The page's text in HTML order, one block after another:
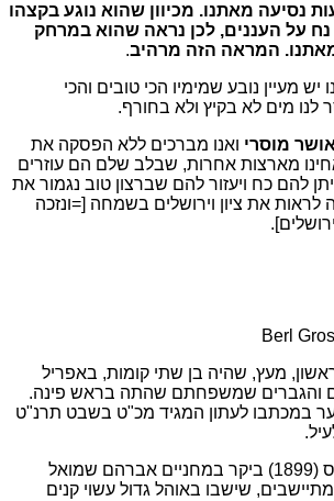
נסיעה מאתנו. מכיוון שהוא נוגע בקצהו
על העננים, לכן נראה שהוא במרחק
המראה הזה מרהיב.
מעיין נובע שמימיו הכי טובים והכי
לנו מים לא בקיץ ולא בחורף.
מוסרי ואנו מברכים ללא הפסקה את
מארצות אחרות, שבלב שלם הם עוזרים
להם כח ויעזור להם שברצון טוב נגמור את
את ציון וירושלים בשמחה [=ונזכה
מעץ, שהיה בן שתי קומות, באפריל
והגברים שמשפחתם שהתה בראש פינה.
במכתבו לעתון המגיד מכ"ט בשבט תרנ"ט
בסוכות של שנת תר"ס (1899) ביקר במחניים אברהם שמואל
שישבו באוהל גדול עשוי קנים